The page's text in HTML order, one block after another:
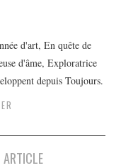
d'art, En quête de
d'âme, Exploratrice
depuis Toujours.
ARTICLE